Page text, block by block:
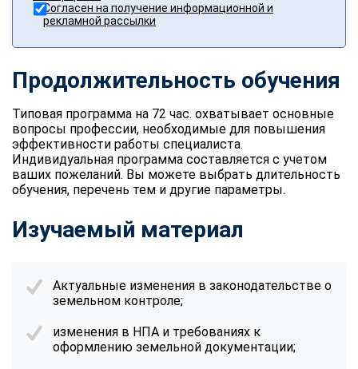
Согласен на получение информационной и
рекламной рассылки
Продолжительность обучения
Типовая программа на 72 час. охватывает основные
вопросы профессии, необходимые для повышения
эффективности работы специалиста.
Индивидуальная программа составляется с учетом
ваших пожеланий. Вы можете выбрать длительность
обучения, перечень тем и другие параметры.
Изучаемый материал
Актуальные изменения в законодательстве о
земельном контроле;
изменения в НПА и требованиях к
оформлению земельной документации;